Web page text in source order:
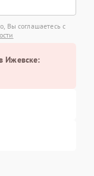
Вы соглашаетесь с
Ижевске: